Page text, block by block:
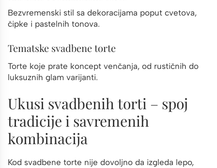
Bezvremenski stil sa dekoracijama poput cvetova,
čipke i pastelnih tonova.
Tematske svadbene torte
Torte koje prate koncept venčanja, od rustičnih do
luksuznih glam varijanti.
Ukusi svadbenih torti – spoj
tradicije i savremenih
kombinacija
Kod svadbene torte nije dovoljno da izgleda lepo,